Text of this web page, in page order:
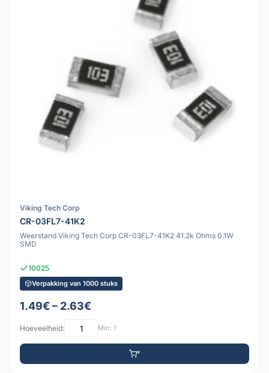
Viking Tech Corp
CR-03FL7-41K2
Weerstand Viking Tech Corp CR-03FL7-41K2 41.2k Ohms 0.1W
SMD
10025
Verpakking van 1000 stuks
1.49€ – 2.63€
Hoeveelheid: Min: 1